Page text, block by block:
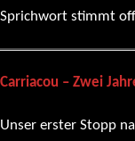
Sprichwort stimmt
Carriacou – Zwei
Unser erster Stopp